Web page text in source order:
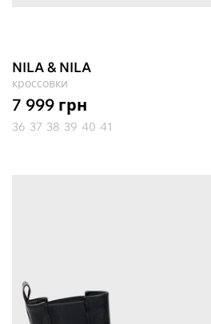
NILA & NILA
кроссовки
7 999 грн
36 37 38 39 40 41